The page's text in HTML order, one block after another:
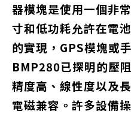
器模塊是使用一個非
寸和低功耗允許在電
的實現，GPS模塊或
BMP280已探明的壓
精度高、線性度以及
電磁兼容。許多設備